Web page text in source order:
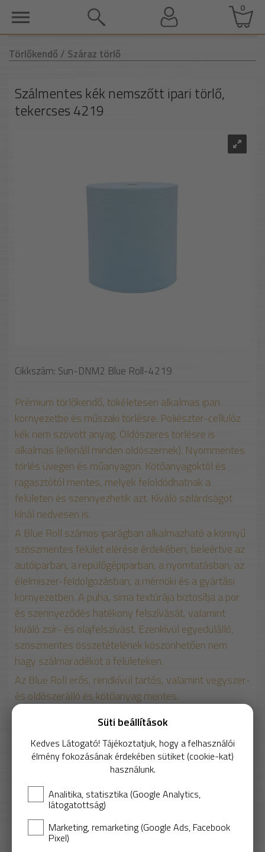
0
Törlőkendő / Száraz törlő
Szálmentes kék nemszőtt ipari törlő,
tekercses 4219
Cikkszám: Sun-DNM2 Blue Roll-4219
Prémium törlőkendő, tökéletesen alkalmas ipari
környezetbe és műszaki törlésre. Poliészter-cellulóz
kék nem szövött anyag. Oldószeres törlésre is
alkalmas (ellenáll minden oldószernek). Nyommentes
törlés üvegen és műanyagon. Kötőanyagoktól és
ragasztótól mentes, melyek feloldódhatnak a
felületen és szennyezhetik azt. Kíváló szilárdságot
kínál nedvesen is.
A Blue Roll számos iparágban alkalmazható a könnyű
szöszmentes felület elérése érdekében, beleértve az
autóiparban, a repülőgépiparban, a nyomtatásban, az
élelmiszer-feldolgozásban, a mérnöki és a gyártási
környezetben. A puha, sima textúrája biztosítja a por
és szennyeződés hatékony felszívását, valamint
kiváló zsír- és olajfelszívást. Ezenkívül egyedülálló,
szöszmentes összetételének köszönhetően nem
hagy szálmaradékot a felületeken.
Az Blue Roll erős, rendkívül tartós, valamint vegyszer-
és oldószerálló és kötőanyag mentes.
68 g/ m2
/custom/suntechun/documents/tds_dnm2-eng.pdf
Azonos termékek:
Sontara STS66, STC69, STA75 szálmentes
törlőkendők
WypAll PowerClean
Süti beállítások
Kedves Látogató! Tájékoztatjuk, hogy a felhasználói
élmény fokozásának érdekében sütiket (cookie-kat)
használunk.
Analitika, statisztika (Google Analytics,
látogatottság)
Marketing, remarketing (Google Ads, Facebook
Pixel)